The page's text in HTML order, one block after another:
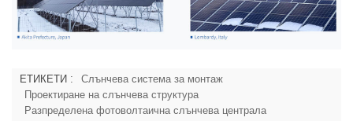
ЕТИКЕТИ : Слънчева система за монтаж
Проектиране на слънчева структура
Разпределена фотоволтаична слънчева централа